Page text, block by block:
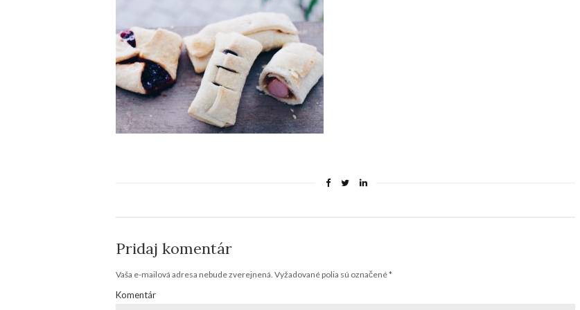
Pridaj komentár
Vaša e-mailová adresa nebude zverejnená. Vyžadované polia sú označené*
Komentár